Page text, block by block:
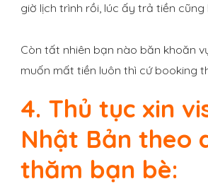
giờ lịch trình rồi, lúc ấy trả tiền cũng
Còn tất nhiên bạn nào băn khoăn
muốn mất tiền luôn thì cứ booking
4. Thủ tục xin
Nhật Bản theo
thăm bạn bè: